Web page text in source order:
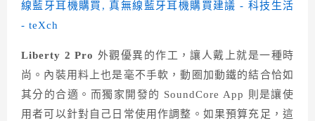
Liberty 2 Pro 外觀優異的作工，讓人戴上就是一種時
尚。內裝用料上也是毫不手軟，動圈加動鐵的結合恰如
其分的合適。而獨家開發的 SoundCore App 則是讓使
用者可以針對自己日常使用作調整。如果預算充足，這